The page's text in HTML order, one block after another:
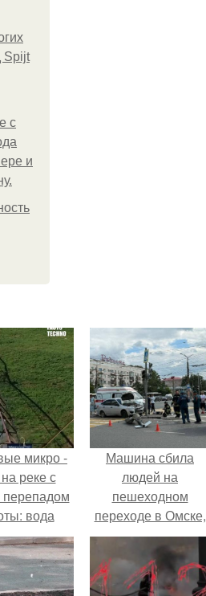
Spijt
с
и
микро -
реке с
вода
в
камере и
Машина сбила
людей на
пешеходном
переходе в Омске,
пострадали 8
человек.